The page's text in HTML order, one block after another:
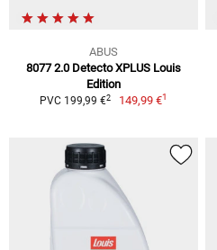
ABUS
8077 2.0 Detecto XPLUS Louis
Edition
PVC 199,99 €2 149,99 €1